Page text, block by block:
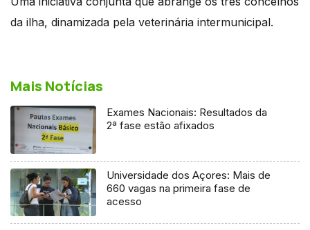
da ilha, dinamizada pela veterinária intermunicipal.
Mais Notícias
Exames Nacionais: Resultados da
2ª fase estão afixados
Universidade dos Açores: Mais de
660 vagas na primeira fase de
acesso